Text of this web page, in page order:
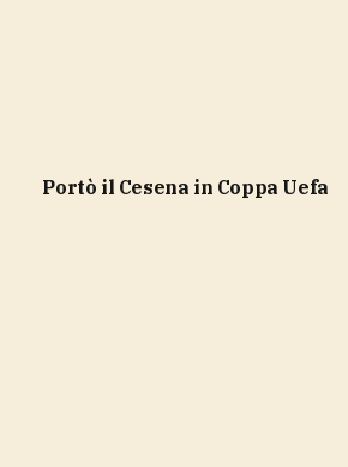
portò il Cesena in Coppa Uefa